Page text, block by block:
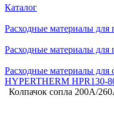
Каталог
Расходные материалы для
Расходные материалы
Расходные материалы для
HYPERTHERM HPR130-
Колпачок сопла 200А/